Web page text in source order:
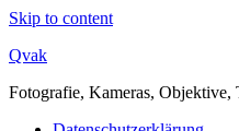
Skip to content
Qvak
Fotografie, Kameras,